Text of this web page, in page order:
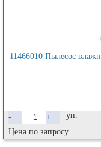
11466010 Пылесос
- +
уп.
Цена по запросу